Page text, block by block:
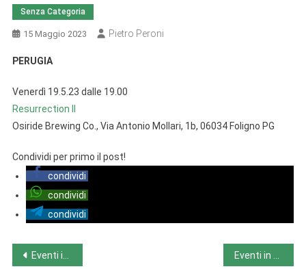
Senza Categoria
15 Maggio 2023 Pietro Peroni
PERUGIA
Venerdì 19.5.23 dalle 19.00
Resurrection II
Osiride Brewing Co., Via Antonio Mollari, 1b, 06034 Foligno PG
Condividi per primo il post!
condividi
condividi
condividi
Navigazione
Eventi in Trentino-Alto Adige da lunedì 15.5.23 a domenica 21.5.23